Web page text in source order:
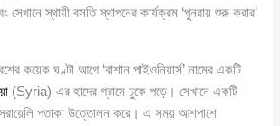
সেখানে স্থায়ী বসতি স্থাপনের কার্যক্রম ‘পুনরায় শুরু করার’
কয়েক ঘণ্টা আগে ‘বাশান পাইওনিয়ার্স’ নামের একটি
(Syria)-এর হাদের গ্রামে ঢুকে পড়ে। সেখানে একটি
পতাকা উত্তোলন করে। এ সময় আশপাশে